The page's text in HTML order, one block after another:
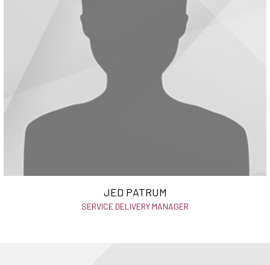
JED PATRUM
SERVICE DELIVERY MANAGER